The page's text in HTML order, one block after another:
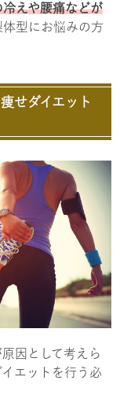
冷えや腰痛などが
体型にお悩みの方
せダイエット
因として考えら
エットを行う必